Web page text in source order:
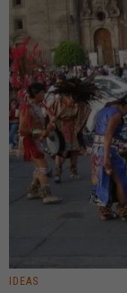
IDEAS